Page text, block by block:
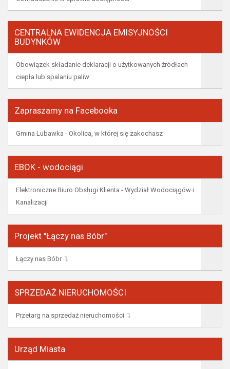
CENTRALNA EWIDENCJA EMISYJNOŚCI
BUDYNKÓW
Obowiązek składanie deklaracji o użytkowanych źródłach
ciepła lub spalaniu paliw
Zapraszamy na Facebooka
Gmina Lubawka - Okolica, w której się zakochasz
EBOK - wodociągi
Elektroniczne Biuro Obsługi Klienta - Wydział Wodociągów i
Kanalizacji
Projekt "Łączy nas Bóbr"
Łączy nas Bóbr
SPRZEDAŻ NIERUCHOMOŚCI
Przetarg na sprzedaż nieruchomości
Urząd Miasta